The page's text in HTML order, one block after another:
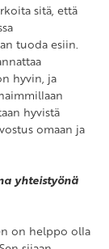
sitä, että
tuoda esiin.
hyvin, ja
hyvistä
omaan ja
yhteistyönä
on helppo olla